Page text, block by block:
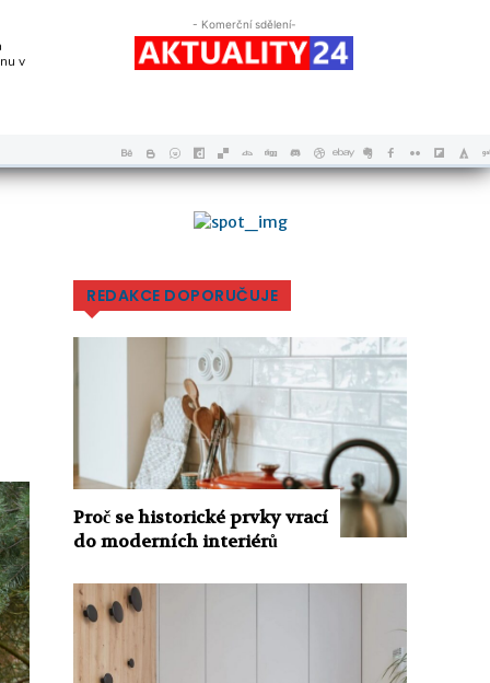
v
- Komerční sdělení-
REDAKCE DOPORUČUJE
Proč se historické prvky vrací
do moderních interiérů